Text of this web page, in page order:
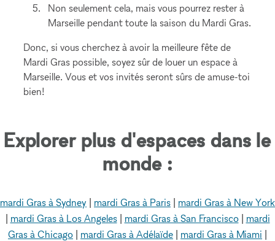
Non seulement cela, mais vous pourrez rester à
Marseille pendant toute la saison du Mardi Gras.
Donc, si vous cherchez à avoir la meilleure fête de
Mardi Gras possible, soyez sûr de louer un espace à
Marseille. Vous et vos invités seront sûrs de amuse-toi
bien!
Explorer plus d'espaces dans le
monde :
mardi Gras à Sydney | mardi Gras à Paris | mardi Gras à New York
| mardi Gras à Los Angeles| mardi Gras à San Francisco| mardi
Gras à Chicago | mardi Gras à Adélaïde | mardi Gras à Miami |